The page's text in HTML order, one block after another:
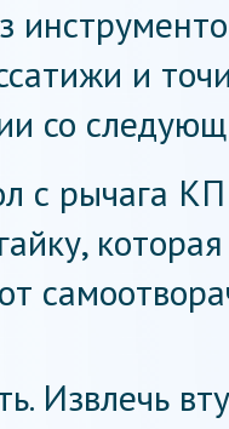
и
со
с рычага
Извлечь